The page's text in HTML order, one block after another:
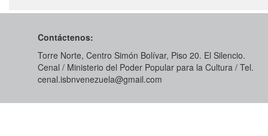
Contáctenos:
Torre Norte, Centro Simón Bolívar, Piso 20. El Silencio.
Cenal / Ministerio del Poder Popular para la Cultura / Tel.
cenal.isbnvenezuela@gmail.com